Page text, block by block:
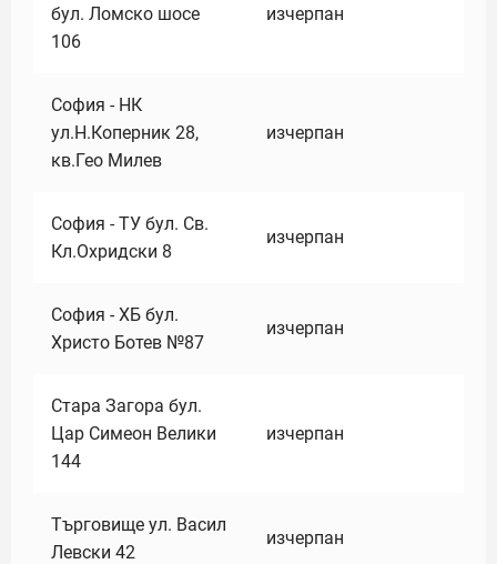
бул. Ломско шосе
106
изчерпан
София - НК
ул.Н.Коперник 28,
кв.Гео Милев
изчерпан
София - ТУ бул. Св.
Кл.Охридски 8
изчерпан
София - ХБ бул.
Христо Ботев №87
изчерпан
Стара Загора бул.
Цар Симеон Велики
144
изчерпан
Търговище ул. Васил
Левски 42
изчерпан